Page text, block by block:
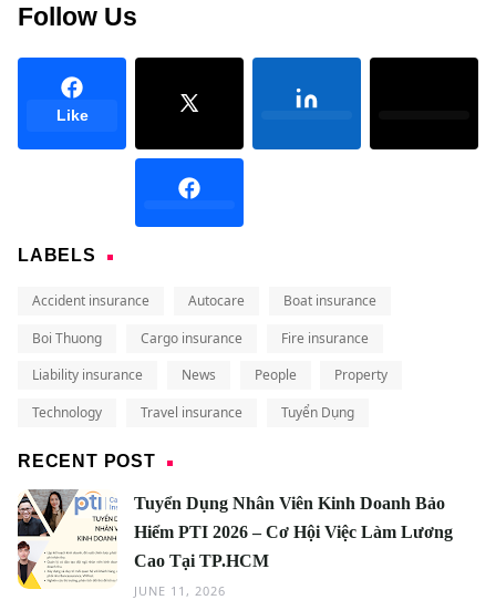
Follow Us
Like
LABELS
Accident insurance Autocare
Boat insurance
Boi Thuong
Cargo insurance
Fire insurance
Liability insurance
News People
Property
Technology
Travel insurance Tuyển Dụng
RECENT POST
Tuyển Dụng Nhân Viên Kinh Doanh Bảo
Hiểm PTI 2026 – Cơ Hội Việc Làm Lương
Cao Tại TP.HCM
JUNE 11, 2026